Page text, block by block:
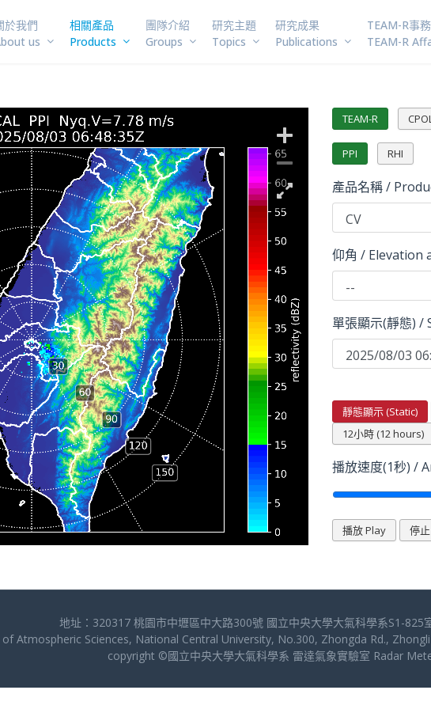
於我們
us
相關產品
Products
團隊介紹
Groups
研究主題
Topics
研究成果
Publications
TEAM-R事務
TEAM-R
TEAM-R
PPI RHI
產品名稱 /
仰角 / Elevation
單張顯示(靜態) /
靜態顯示 (Static)
12小時 (12 hours)
播放速度(1秒) /
播放 Play 停
地址：320317 桃園市中壢區中大路300號 國立中央大學大氣科學系S1-825
Atmospheric Sciences, National Central University, No.300, Zhongda Rd.,
copyright ©國立中央大學大氣科學系 雷達氣象實驗室 Radar